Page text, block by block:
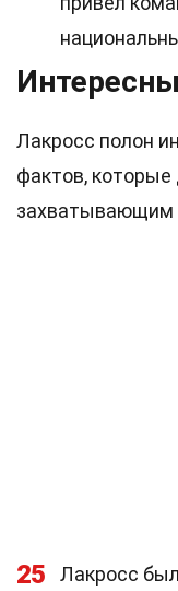
Лакросс полон
фактов,
захватывающим
25
Лакросс